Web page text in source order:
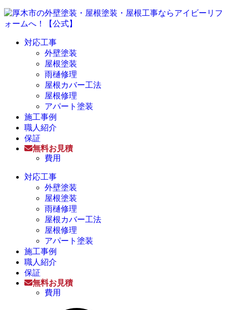
対応工事
外壁塗装
屋根塗装
雨樋修理
屋根カバー工法
屋根修理
アパート塗装
施工事例
職人紹介
保証
無料お見積
費用
対応工事
外壁塗装
屋根塗装
雨樋修理
屋根カバー工法
屋根修理
アパート塗装
施工事例
職人紹介
保証
無料お見積
費用